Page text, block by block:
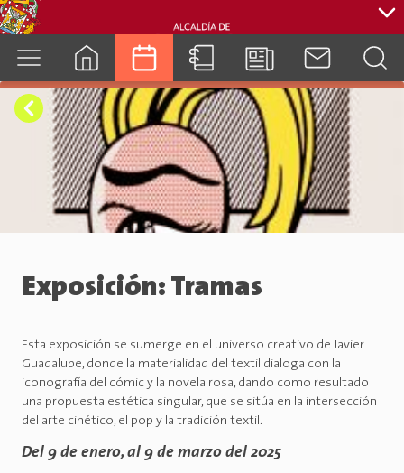
cuenca.gob.ec
Exposición: Tramas
Esta exposición se sumerge en el universo creativo de Javier
Guadalupe, donde la materialidad del textil dialoga con la
iconografía del cómic y la novela rosa, dando como resultado
una propuesta estética singular, que se sitúa en la intersección
del arte cinético, el pop y la tradición textil.
Del 9 de enero, al 9 de marzo del 2025